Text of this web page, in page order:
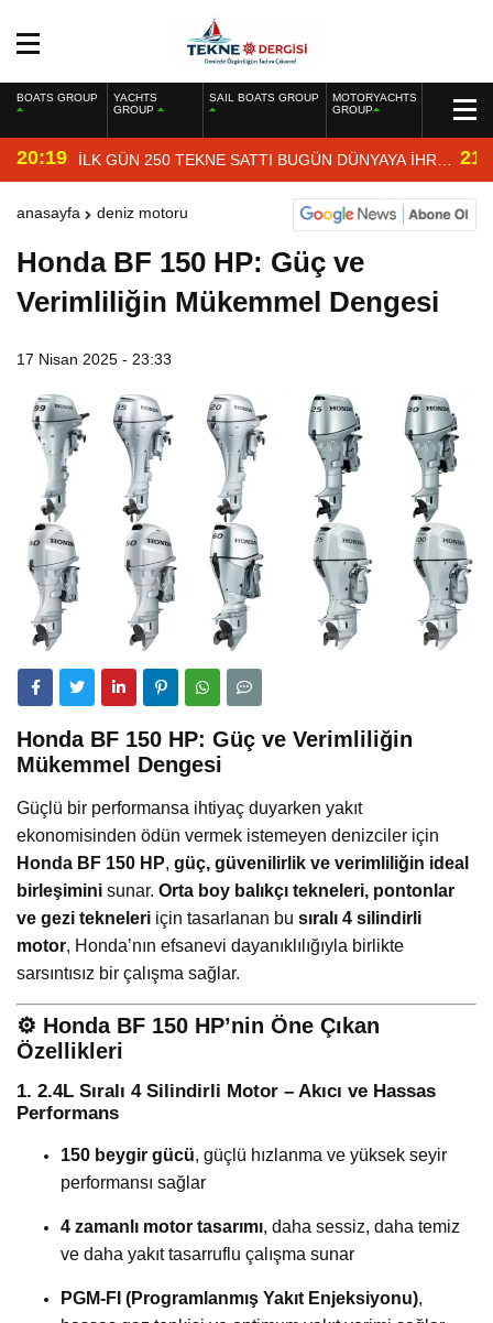
BOATS GROUP
YACHTS
GROUP
SAIL BOATS GROUP
MOTORYACHTS
GROUP
20:19 İLK GÜN 250 TEKNE SATTI BUGÜN DÜNYAYA İHRAÇ
EDİYOR
anasayfa deniz motoru
Honda BF 150 HP: Güç ve
Verimliliğin Mükemmel Dengesi
17 Nisan 2025 - 23:33
Honda BF 150 HP: Güç ve Verimliliğin
Mükemmel Dengesi
Güçlü bir performansa ihtiyaç duyarken yakıt
ekonomisinden ödün vermek istemeyen denizciler için
Honda BF 150 HP, güç, güvenilirlik ve verimliliğin ideal
birleşimini sunar. Orta boy balıkçı tekneleri, pontonlar
ve gezi tekneleri için tasarlanan bu sıralı 4 silindirli
motor, Honda’nın efsanevi dayanıklılığıyla birlikte
sarsıntısız bir çalışma sağlar.
⚙️ Honda BF 150 HP’nin Öne Çıkan
Özellikleri
1. 2.4L Sıralı 4 Silindirli Motor – Akıcı ve Hassas
Performans
150 beygir gücü, güçlü hızlanma ve yüksek seyir
performansı sağlar
4 zamanlı motor tasarımı, daha sessiz, daha temiz
ve daha yakıt tasarruflu çalışma sunar
PGM-FI (Programlanmış Yakıt Enjeksiyonu),